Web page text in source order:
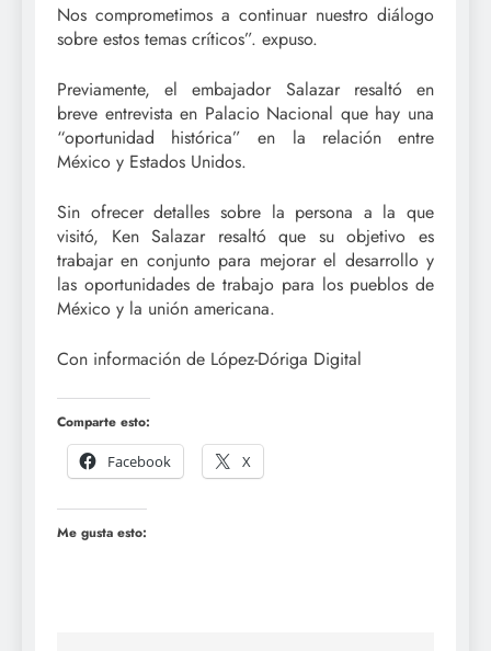
Nos comprometimos a continuar nuestro diálogo
sobre estos temas críticos”. expuso.
Previamente, el embajador Salazar resaltó en
breve entrevista en Palacio Nacional que hay una
“oportunidad histórica” en la relación entre
México y Estados Unidos.
Sin ofrecer detalles sobre la persona a la que
visitó, Ken Salazar resaltó que su objetivo es
trabajar en conjunto para mejorar el desarrollo y
las oportunidades de trabajo para los pueblos de
México y la unión americana.
Con información de López-Dóriga Digital
Comparte esto:
Facebook
X
Me gusta esto: